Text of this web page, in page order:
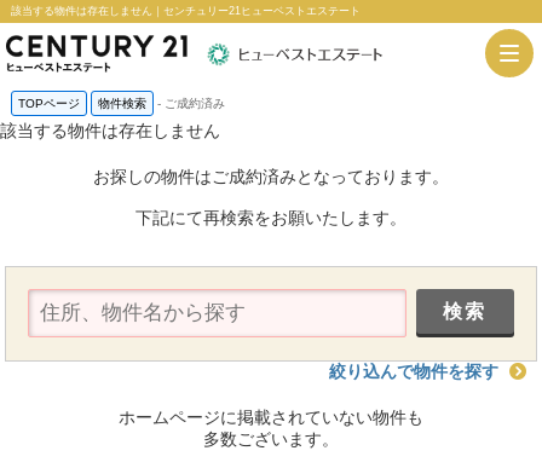
該当する物件は存在しません｜センチュリー21ヒューベストエステート
TOPページ 物件検索 - ご成約済み
該当する物件は存在しません
お探しの物件はご成約済みとなっております。
下記にて再検索をお願いたします。
絞り込んで物件を探す
ホームページに掲載されていない物件も
多数ございます。